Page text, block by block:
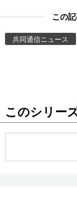
東京
この
共同通信ニュース
このシリー